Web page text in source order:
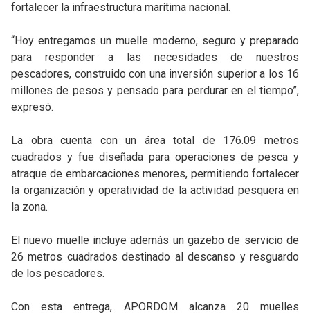
fortalecer la infraestructura marítima nacional.
“Hoy entregamos un muelle moderno, seguro y preparado
para responder a las necesidades de nuestros
pescadores, construido con una inversión superior a los 16
millones de pesos y pensado para perdurar en el tiempo”,
expresó.
La obra cuenta con un área total de 176.09 metros
cuadrados y fue diseñada para operaciones de pesca y
atraque de embarcaciones menores, permitiendo fortalecer
la organización y operatividad de la actividad pesquera en
la zona.
El nuevo muelle incluye además un gazebo de servicio de
26 metros cuadrados destinado al descanso y resguardo
de los pescadores.
Con esta entrega, APORDOM alcanza 20 muelles